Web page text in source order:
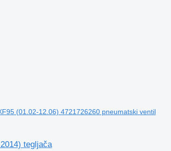
(01.02-12.06) 4721726260 pneumatski ventil
tegljača